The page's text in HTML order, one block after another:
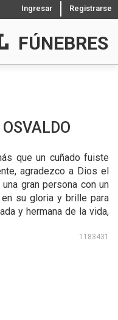
Ingresar Registrarse
FÚNEBRES
que un cuñado fuiste
agradezco a Dios el
gran persona con un
su gloria y brille para
y hermana de la vida,
1183431